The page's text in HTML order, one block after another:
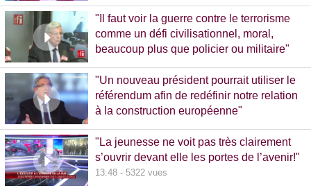
"Il faut voir la guerre contre le terrorisme
comme un défi civilisationnel, moral,
beaucoup plus que policier ou militaire"
"Un nouveau président pourrait utiliser le
référendum afin de redéfinir notre relation
à la construction européenne"
"La jeunesse ne voit pas très clairement
s’ouvrir devant elle les portes de l’avenir!"
13:48 - 5322 vues